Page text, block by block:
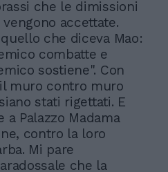
che le dimissioni
accettate.
che diceva Mao:
combatte e
sostiene". Con
muro contro muro
stati rigettati. E
Palazzo Madama
contro la loro
Mi pare
che la